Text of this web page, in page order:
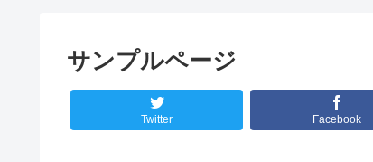
サンプルページ
Twitter Facebook